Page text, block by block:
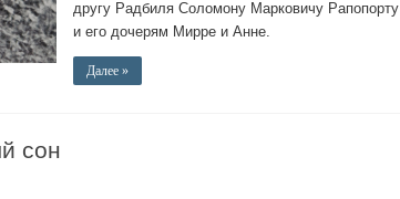
другу Радбиля Соломону Марковичу Рапопорту
и его дочерям Мирре и Анне.
Далее »
сон